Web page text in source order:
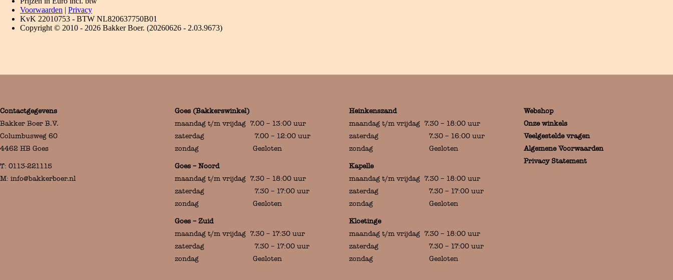
Contactgegevens
Bakker Boer B.V.
Columbusweg 60
4462 HB Goes
T: 0113-221115
M: info@bakkerboer.nl
Goes (Bakkerswinkel)
maandag t/m vrijdag 7.00 – 13:00 uur
zaterdag 7.00 – 12:00 uur
zondag Gesloten
Goes – Noord
maandag t/m vrijdag 7.30 – 18:00 uur
zaterdag 7.30 – 17:00 uur
zondag Gesloten
Goes – Zuid
maandag t/m vrijdag 7.30 – 17:30 uur
zaterdag 7.30 – 17:00 uur
zondag Gesloten
Heinkenszand
maandag t/m vrijdag 7.30 – 18:00 uur
zaterdag 7.30 – 16:00 uur
zondag Gesloten
Kapelle
maandag t/m vrijdag 7.30 – 18:00 uur
zaterdag 7.30 – 17:00 uur
zondag Gesloten
Kloetinge
maandag t/m vrijdag 7.30 – 18:00 uur
zaterdag 7.30 – 17:00 uur
zondag Gesloten
Webshop
Onze winkels
Veelgestelde vragen
Algemene Voorwaarden
Privacy Statement